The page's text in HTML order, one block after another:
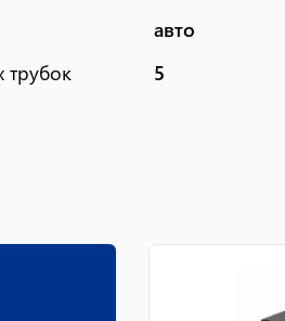
авто
трубок
5